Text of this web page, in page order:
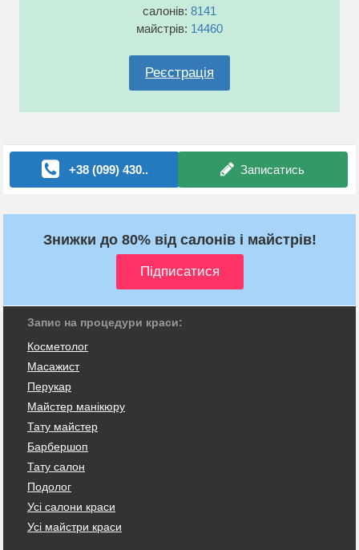
салонів: 8141
майстрів: 14460
Реєстрація
+38 (099) 430.. Записатись
Знижки до 80% від салонів і майстрів!
Запис на процедури краси:
Косметолог
Масажист
Перукар
Майстер манікюру
Тату майстер
Барбершоп
Тату салон
Подолог
Усі салони краси
Усі майстри краси